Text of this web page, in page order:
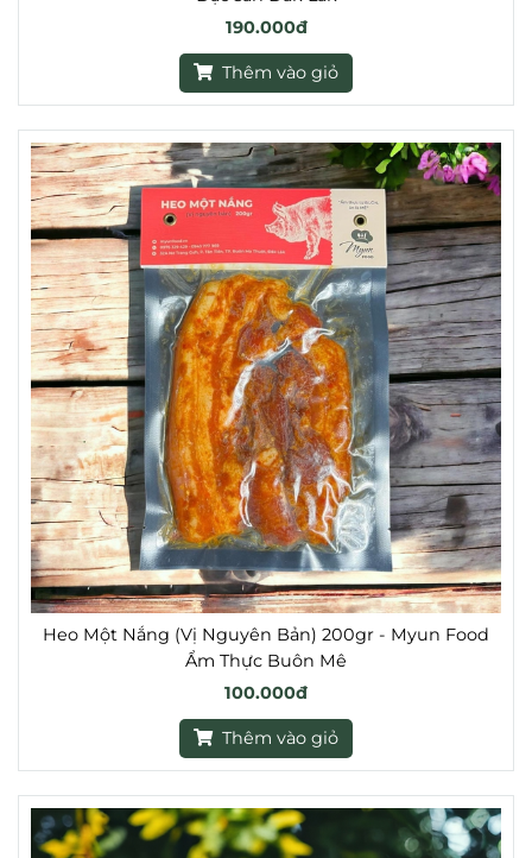
190.000đ
Thêm vào giỏ
Heo Một Nắng (Vị Nguyên Bản) 200gr - Myun Food
Ẩm Thực Buôn Mê
100.000đ
Thêm vào giỏ